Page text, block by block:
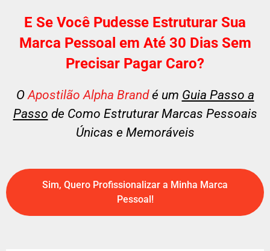
E Se Você Pudesse Estruturar Sua
Marca Pessoal em Até 30 Dias Sem
Precisar Pagar Caro?
OApostilão Alpha Brandé um Guia Passo a
Passo de Como Estruturar Marcas Pessoais
Únicas e Memoráveis
Sim, Quero Profissionalizar a Minha Marca
Pessoal!